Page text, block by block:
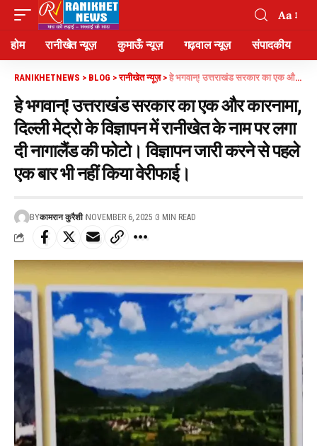
Aa
होम रानीखेत न्यूज़ कुमाऊँ न्यूज़ गढ़वाल न्यूज़ संपादकीय
RANIKHETNEWS > BLOG >रानीखेत न्यूज़> हे भगवान्! उत्तराखंड सरकार का एक और कारनामा, दिल्ली मेट्रो के विज्ञापन में रानीखेत के नाम पर लगा दी नागालैंड की फोटो। विज्ञापन जारी करने से पहले एक बार भी नहीं किया वेरीफाई।
हे भगवान्! उत्तराखंड सरकार का एक और कारनामा,
दिल्ली मेट्रो के विज्ञापन में रानीखेत के नाम पर लगा
दी नागालैंड की फोटो। विज्ञापन जारी करने से पहले
एक बार भी नहीं किया वेरीफाई।
BYकामरान कुरैशी NOVEMBER 6, 2025 3 MIN READ